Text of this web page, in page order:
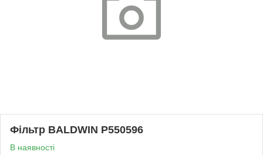
Фільтр BALDWIN P550596
В наявності